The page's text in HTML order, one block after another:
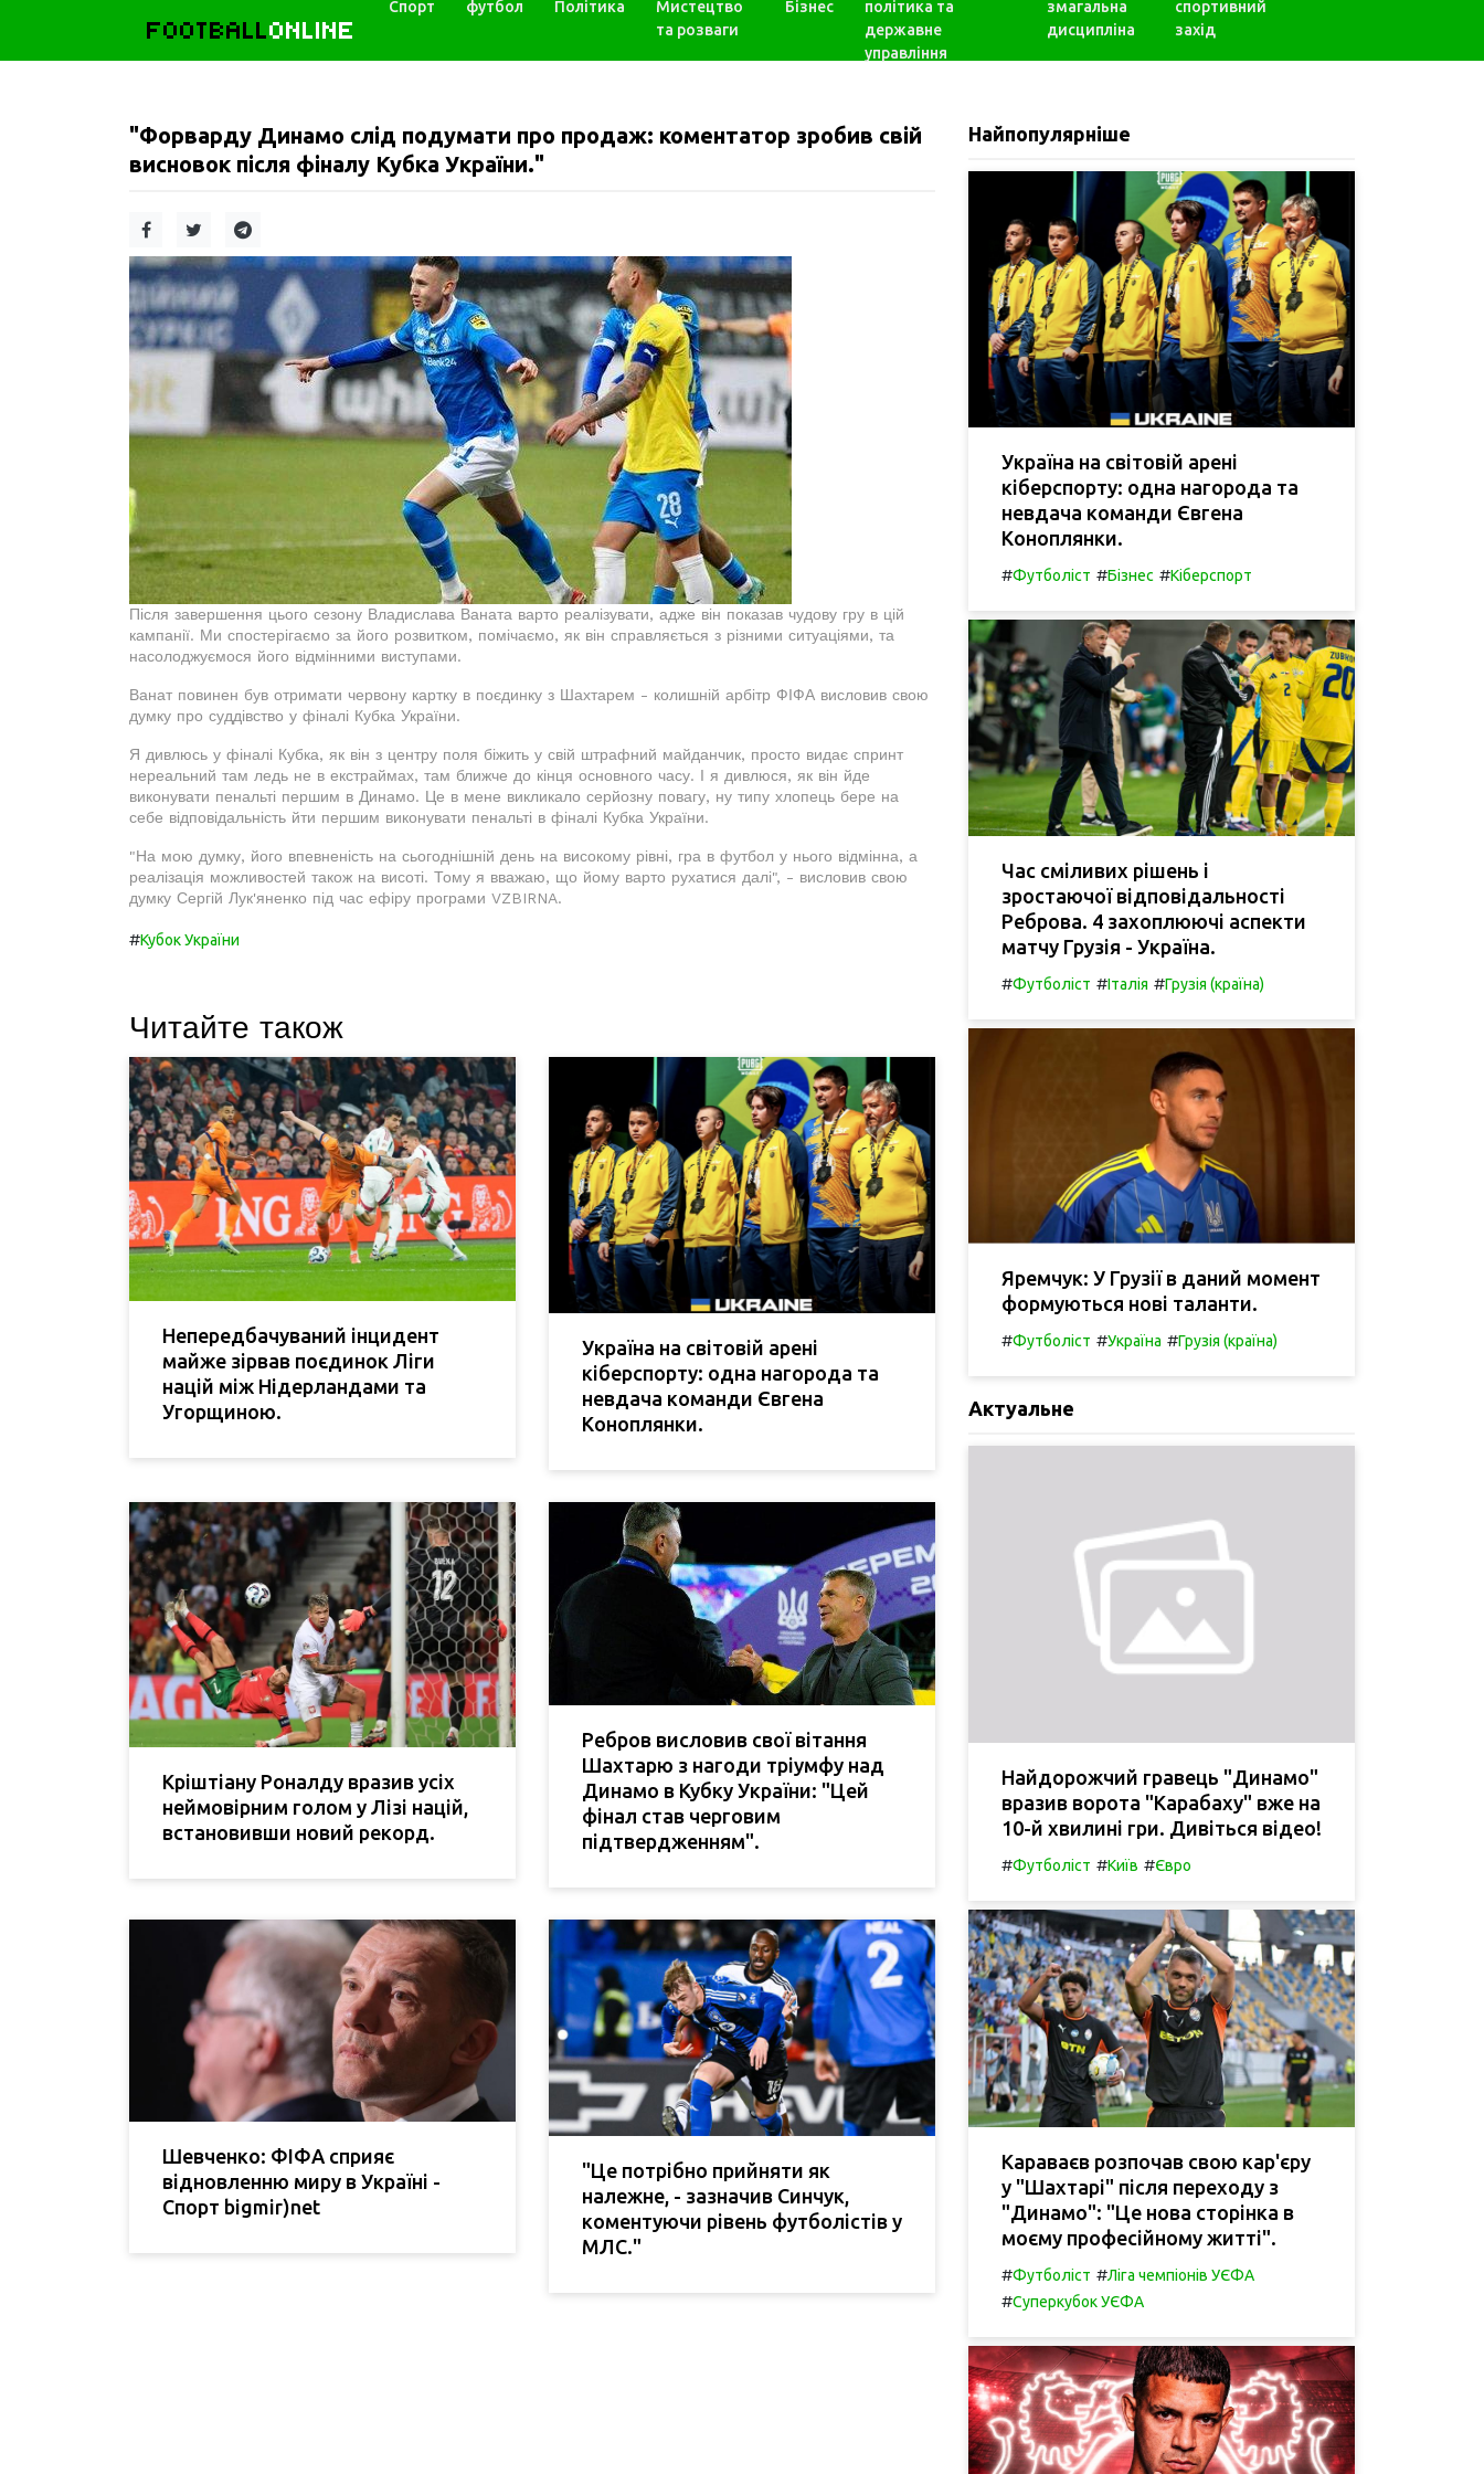
FOOTBALLONLINE
Спорт футбол Політика
Мистецтво
та розваги
Бізнес
політика та
державне
управління
змагальна
дисципліна
спортивний
захід
"Форварду Динамо слід подумати про продаж: коментатор зробив свій
висновок після фіналу Кубка України."
Після завершення цього сезону Владислава Ваната варто реалізувати, адже він показав чудову гру в цій
кампанії. Ми спостерігаємо за його розвитком, помічаємо, як він справляється з різними ситуаціями, та
насолоджуємося його відмінними виступами.
Ванат повинен був отримати червону картку в поєдинку з Шахтарем - колишній арбітр ФІФА висловив свою
думку про суддівство у фіналі Кубка України.
Я дивлюсь у фіналі Кубка, як він з центру поля біжить у свій штрафний майданчик, просто видає спринт
нереальний там ледь не в екстраймах, там ближче до кінця основного часу. І я дивлюся, як він йде
виконувати пенальті першим в Динамо. Це в мене викликало серйозну повагу, ну типу хлопець бере на
себе відповідальність йти першим виконувати пенальті в фіналі Кубка України.
"На мою думку, його впевненість на сьогоднішній день на високому рівні, гра в футбол у нього відмінна, а
реалізація можливостей також на висоті. Тому я вважаю, що йому варто рухатися далі", - висловив свою
думку Сергій Лук'яненко під час ефіру програми VZBIRNA.
#Кубок України
Читайте також
Непередбачуваний інцидент
майже зірвав поєдинок Ліги
націй між Нідерландами та
Угорщиною.
Україна на світовій арені
кіберспорту: одна нагорода та
невдача команди Євгена
Коноплянки.
Кріштіану Роналду вразив усіх
неймовірним голом у Лізі націй,
встановивши новий рекорд.
Ребров висловив свої вітання
Шахтарю з нагоди тріумфу над
Динамо в Кубку України: "Цей
фінал став черговим
підтвердженням".
Шевченко: ФІФА сприяє
відновленню миру в Україні -
Спорт bigmir)net
"Це потрібно прийняти як
належне, - зазначив Синчук,
коментуючи рівень футболістів у
МЛС."
Найпопулярніше
Україна на світовій арені
кіберспорту: одна нагорода та
невдача команди Євгена
Коноплянки.
#Футболіст #Бізнес #Кіберспорт
Час сміливих рішень і
зростаючої відповідальності
Реброва. 4 захоплюючі аспекти
матчу Грузія - Україна.
#Футболіст #Італія #Грузія (країна)
Яремчук: У Грузії в даний момент
формуються нові таланти.
#Футболіст #Україна #Грузія (країна)
Актуальне
Найдорожчий гравець "Динамо"
вразив ворота "Карабаху" вже на
10-й хвилині гри. Дивіться відео!
#Футболіст #Київ #Євро
Караваєв розпочав свою кар'єру
у "Шахтарі" після переходу з
"Динамо": "Це нова сторінка в
моєму професійному житті".
#Футболіст #Ліга чемпіонів УЄФА
#Суперкубок УЄФА